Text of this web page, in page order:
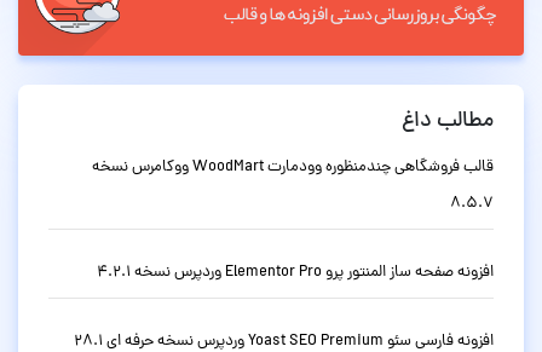
مطالب داغ
قالب فروشگاهی چندمنظوره وودمارت WoodMart ووکامرس نسخه
8.5.7
افزونه صفحه ساز المنتور پرو Elementor Pro وردپرس نسخه 4.2.1
افزونه فارسی سئو Yoast SEO Premium وردپرس نسخه حرفه ای 28.1